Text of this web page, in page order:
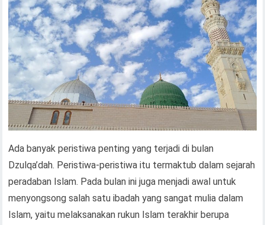
Ada banyak peristiwa penting yang terjadi di bulan
Dzulqa’dah. Peristiwa-peristiwa itu termaktub dalam sejarah
peradaban Islam. Pada bulan ini juga menjadi awal untuk
menyongsong salah satu ibadah yang sangat mulia dalam
Islam, yaitu melaksanakan rukun Islam terakhir berupa